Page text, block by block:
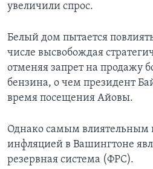
увеличили спрос.
Белый дом пытается
числе высвобождая
отменяя запрет на продажу
бензина, о чем президент
время посещения Айовы.
Однако самым влиятельным
инфляцией в Вашингтоне
резервная система (ФРС).